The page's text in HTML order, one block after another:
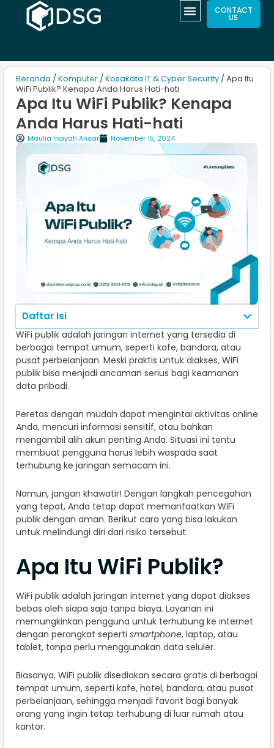
CONTACT
US
Beranda / Komputer / Kosakata IT & Cyber Security / Apa Itu
WiFi Publik? Kenapa Anda Harus Hati-hati
Apa Itu WiFi Publik? Kenapa
Anda Harus Hati-hati
Maulia Inayah Ansar November 15, 2024
Daftar Isi
WiFi publik adalah jaringan internet yang tersedia di
berbagai tempat umum, seperti kafe, bandara, atau
pusat perbelanjaan. Meski praktis untuk diakses, WiFi
publik bisa menjadi ancaman serius bagi keamanan
data pribadi.
Peretas dengan mudah dapat mengintai aktivitas online
Anda, mencuri informasi sensitif, atau bahkan
mengambil alih akun penting Anda. Situasi ini tentu
membuat pengguna harus lebih waspada saat
terhubung ke jaringan semacam ini.
Namun, jangan khawatir! Dengan langkah pencegahan
yang tepat, Anda tetap dapat memanfaatkan WiFi
publik dengan aman. Berikut cara yang bisa lakukan
untuk melindungi diri dari risiko tersebut.
Apa Itu WiFi Publik?
WiFi publik adalah jaringan internet yang dapat diakses
bebas oleh siapa saja tanpa biaya. Layanan ini
memungkinkan pengguna untuk terhubung ke internet
dengan perangkat seperti smartphone, laptop, atau
tablet, tanpa perlu menggunakan data seluler.
Biasanya, WiFi publik disediakan secara gratis di berbagai
tempat umum, seperti kafe, hotel, bandara, atau pusat
perbelanjaan, sehingga menjadi favorit bagi banyak
orang yang ingin tetap terhubung di luar rumah atau
kantor.